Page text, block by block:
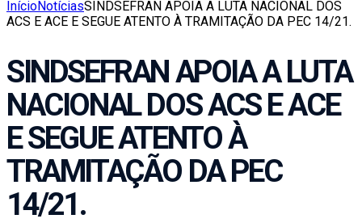
InícioNotíciasSINDSEFRAN APOIA A LUTA NACIONAL DOS
ACS E ACE E SEGUE ATENTO À TRAMITAÇÃO DA PEC 14/21.
SINDSEFRAN APOIA A LUTA
NACIONAL DOS ACS E ACE
E SEGUE ATENTO À
TRAMITAÇÃO DA PEC
14/21.